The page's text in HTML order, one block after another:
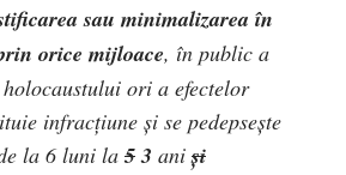
sau minimalizarea în
orice mijloace, în public a
holocaustului ori a efectelor
infracţiune şi se pedepseşte
la 6 luni la5 3 anişi